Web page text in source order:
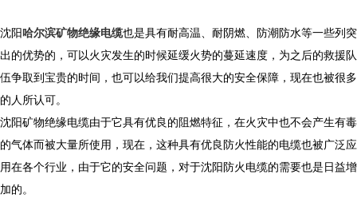
沈阳哈尔滨矿物绝缘电缆也是具有耐高温、耐阴燃、防潮防水等一些列突
出的优势的，可以火灾发生的时候延缓火势的蔓延速度，为之后的救援队
伍争取到宝贵的时间，也可以给我们提高很大的安全保障，现在也被很多
的人所认可。
沈阳矿物绝缘电缆由于它具有优良的阻燃特征，在火灾中也不会产生有毒
的气体而被大量所使用，现在，这种具有优良防火性能的电缆也被广泛应
用在各个行业，由于它的安全问题，对于沈阳防火电缆的需要也是日益增
加的。